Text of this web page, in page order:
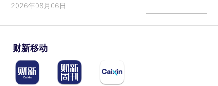
2026年08月06日
财新移动